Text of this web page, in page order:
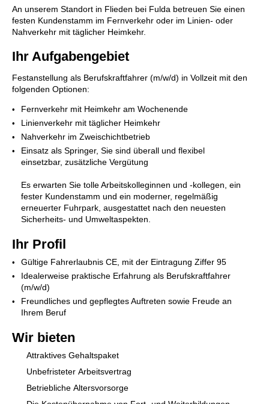
An unserem Standort in Flieden bei Fulda betreuen Sie einen
festen Kundenstamm im Fernverkehr oder im Linien- oder
Nahverkehr mit täglicher Heimkehr.
Ihr Aufgabengebiet
Festanstellung als Berufskraftfahrer (m/w/d) in Vollzeit mit den
folgenden Optionen:
Fernverkehr mit Heimkehr am Wochenende
Linienverkehr mit täglicher Heimkehr
Nahverkehr im Zweischichtbetrieb
Einsatz als Springer, Sie sind überall und flexibel
einsetzbar, zusätzliche Vergütung
Es erwarten Sie tolle Arbeitskolleginnen und -kollegen, ein
fester Kundenstamm und ein moderner, regelmäßig
erneuerter Fuhrpark, ausgestattet nach den neuesten
Sicherheits- und Umweltaspekten.
Ihr Profil
Gültige Fahrerlaubnis CE, mit der Eintragung Ziffer 95
Idealerweise praktische Erfahrung als Berufskraftfahrer
(m/w/d)
Freundliches und gepflegtes Auftreten sowie Freude an
Ihrem Beruf
Wir bieten
Attraktives Gehaltspaket
Unbefristeter Arbeitsvertrag
Betriebliche Altersvorsorge